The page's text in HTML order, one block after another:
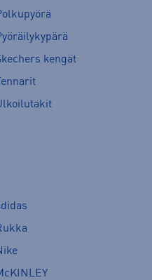
kengät
Tennarit